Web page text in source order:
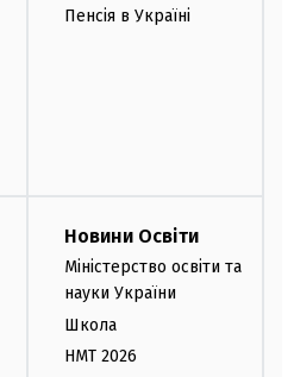
Пенсія в Україні
Новини Освіти
Міністерство освіти та
науки України
Школа
НМТ 2026